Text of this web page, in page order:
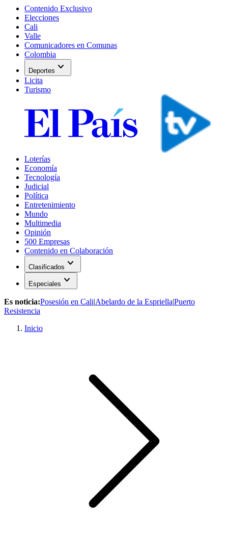
Contenido Exclusivo
Elecciones
Cali
Valle
Comunicadores en Comunas
Colombia
Deportes expand_more
Licita
Turismo
Loterías
Economía
Tecnología
Judicial
Política
Entretenimiento
Mundo
Multimedia
Opinión
500 Empresas
Contenido en Colaboración
Clasificados expand_more
Especiales expand_more
Es noticia:Posesión en Cali|Abelardo de la Espriella|Puerto
Resistencia
Inicio